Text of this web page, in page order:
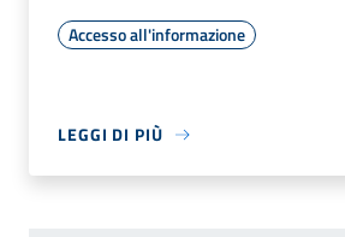
Accesso all'informazione
LEGGI DI PIÙ